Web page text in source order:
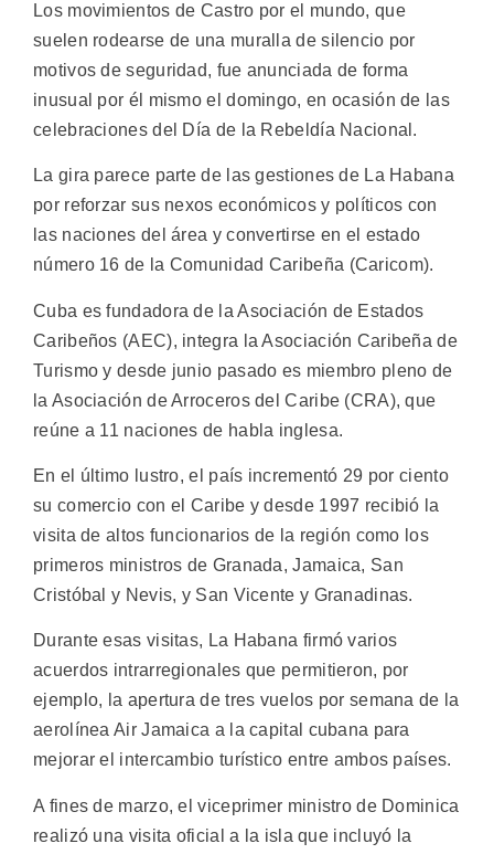
Los movimientos de Castro por el mundo, que
suelen rodearse de una muralla de silencio por
motivos de seguridad, fue anunciada de forma
inusual por él mismo el domingo, en ocasión de las
celebraciones del Día de la Rebeldía Nacional.
La gira parece parte de las gestiones de La Habana
por reforzar sus nexos económicos y políticos con
las naciones del área y convertirse en el estado
número 16 de la Comunidad Caribeña (Caricom).
Cuba es fundadora de la Asociación de Estados
Caribeños (AEC), integra la Asociación Caribeña de
Turismo y desde junio pasado es miembro pleno de
la Asociación de Arroceros del Caribe (CRA), que
reúne a 11 naciones de habla inglesa.
En el último lustro, el país incrementó 29 por ciento
su comercio con el Caribe y desde 1997 recibió la
visita de altos funcionarios de la región como los
primeros ministros de Granada, Jamaica, San
Cristóbal y Nevis, y San Vicente y Granadinas.
Durante esas visitas, La Habana firmó varios
acuerdos intrarregionales que permitieron, por
ejemplo, la apertura de tres vuelos por semana de la
aerolínea Air Jamaica a la capital cubana para
mejorar el intercambio turístico entre ambos países.
A fines de marzo, el viceprimer ministro de Dominica
realizó una visita oficial a la isla que incluyó la